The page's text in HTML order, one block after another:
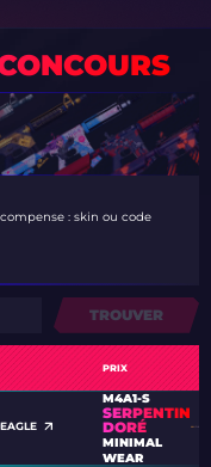
: skin ou code
TROUVER
PRIX
M4A1-S
SERPENTIN
DORÉ
MINIMAL
WEAR